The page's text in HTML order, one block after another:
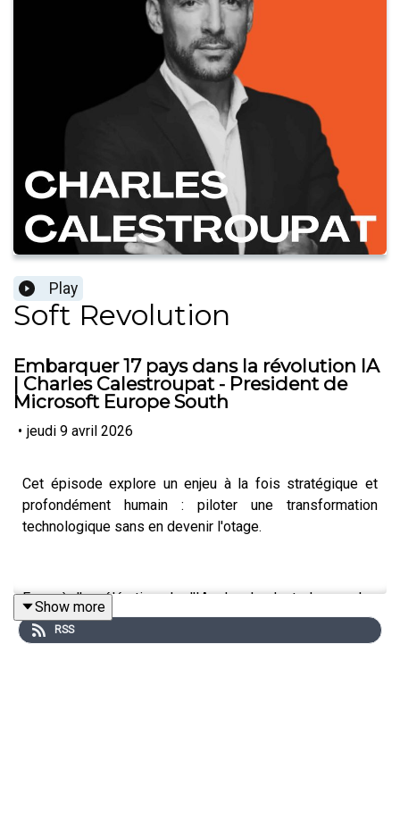
Play
Soft Revolution
Embarquer 17 pays dans la révolution IA
| Charles Calestroupat - President de
Microsoft Europe South
• jeudi 9 avril 2026
Cet épisode explore un enjeu à la fois stratégique et
profondément humain : piloter une transformation
technologique sans en devenir l'otage.
Face à l'accélération de l'IA, du cloud et des cycles
d'innovation, nombreuses sont les organisations qui ont
l'impression de courir après la technologie. Or, le
Show more
RSS